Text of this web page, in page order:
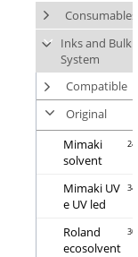
Consumables
Inks and Bulk
System
Compatible
Original
Mimaki
solvent
24
Mimaki UV
e UV led
34
Roland
ecosolvent
30